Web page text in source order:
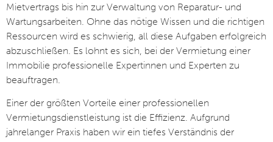
Mietvertrags bis hin zur Verwaltung von Reparatur- und
Wartungsarbeiten. Ohne das nötige Wissen und die richtigen
Ressourcen wird es schwierig, all diese Aufgaben erfolgreich
abzuschließen. Es lohnt es sich, bei der Vermietung einer
Immobilie professionelle Expertinnen und Experten zu
beauftragen.
Einer der größten Vorteile einer professionellen
Vermietungsdienstleistung ist die Effizienz. Aufgrund
jahrelanger Praxis haben wir ein tiefes Verständnis der